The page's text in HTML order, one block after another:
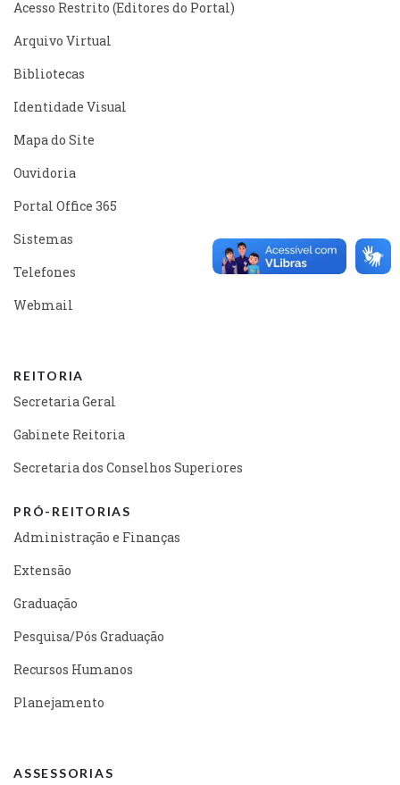
Acesso Restrito (Editores do Portal)
Arquivo Virtual
Bibliotecas
Identidade Visual
Mapa do Site
Ouvidoria
Portal Office 365
Sistemas
Telefones
Webmail
REITORIA
Secretaria Geral
Gabinete Reitoria
Secretaria dos Conselhos Superiores
PRÓ-REITORIAS
Administração e Finanças
Extensão
Graduação
Pesquisa/Pós Graduação
Recursos Humanos
Planejamento
ASSESSORIAS